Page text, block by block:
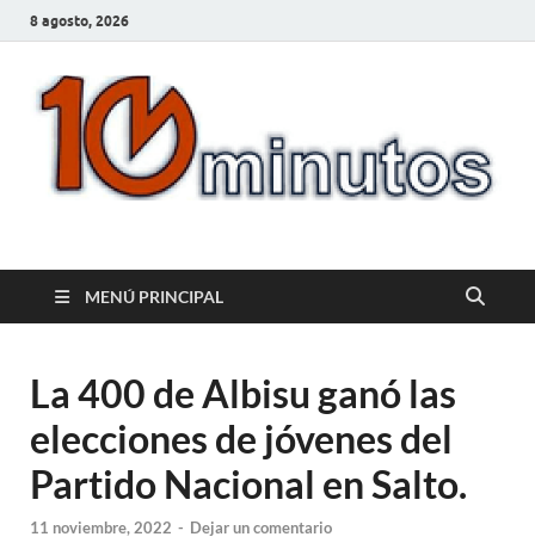
8 agosto, 2026
10minutos.com.uy
MENÚ PRINCIPAL
La 400 de Albisu ganó las
elecciones de jóvenes del
Partido Nacional en Salto.
11 noviembre, 2022 - Dejar un comentario